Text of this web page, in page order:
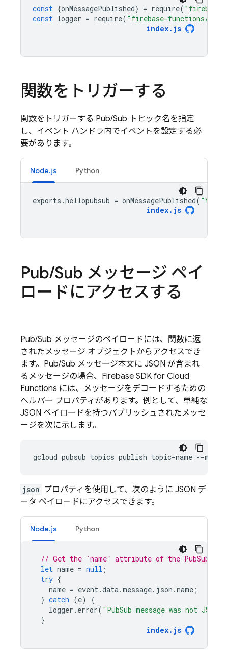
const {onMessagePublished} = require( "firebase-
const logger = require( "firebase-functions/
index. js
関数をトリガーする
関数をトリガーする Pub/Sub トピック名を指定
し、イベント ハンドラ内でイベントを設定する必
要があります。
Node.js Python
exports .hellopubsub = onMessagePublished(
index. js
Pub/Sub メッセージ ペイ
ロードにアクセスする
Pub/Sub メッセージのペイロードには、関数に返
されたメッセージ オブジェクトからアクセスでき
ます。 Pub/Sub メッセージ本文に JSON が含まれ
るメッセージの場合、 Firebase SDK for Cloud
Functions には、メッセージをデコードするための
ヘルパー プロパティがあります。例として、単純な
JSON ペイロードを持つパブリッシュされたメッセ
ージを次に示します。
json プロパティを使用して、次のように JSON デ
ータ ペイロードにアクセスできます。
Node.js Python
// Get the `name` attribute of the PubSub
let name = null ;
try {
name = event.data.message. json .name ;
} catch (e)
{
logger . error( "PubSub message was not JSON"
}
index. js